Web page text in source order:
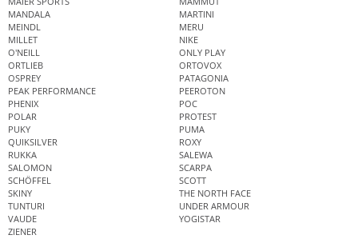
MANDALA
MARTINI
MEINDL
MERU
MILLET
NIKE
O'NEILL
ONLY PLAY
ORTLIEB
ORTOVOX
OSPREY
PATAGONIA
PEAK PERFORMANCE
PEEROTON
PHENIX
POC
POLAR
PROTEST
PUKY
PUMA
QUIKSILVER
ROXY
RUKKA
SALEWA
SALOMON
SCARPA
SCHÖFFEL
SCOTT
SKINY
THE NORTH FACE
TUNTURI
UNDER ARMOUR
VAUDE
YOGISTAR
ZIENER